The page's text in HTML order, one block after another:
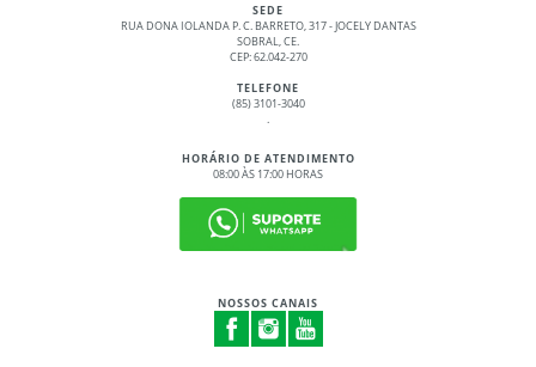
SEDE
RUA DONA IOLANDA P. C. BARRETO, 317 - JOCELY DANTAS
SOBRAL, CE.
CEP: 62.042-270
TELEFONE
(85) 3101-3040
.
HORÁRIO DE ATENDIMENTO
08:00 ÀS 17:00 HORAS
NOSSOS CANAIS